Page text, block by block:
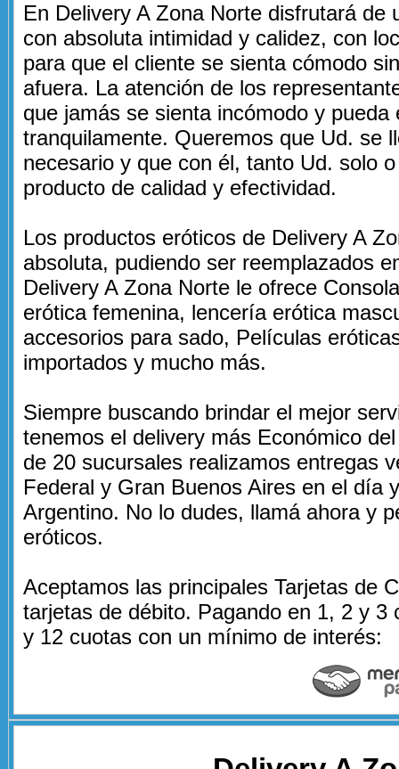
En Delivery A Zona Norte disfrutará de
con absoluta intimidad y calidez, con
para que el cliente se sienta cómodo
afuera. La atención de los
que jamás se sienta incómodo y
tranquilamente. Queremos que Ud. se
necesario y que con él, tanto Ud. solo
producto de calidad y efectividad.
Los productos eróticos de Delivery A
absoluta, pudiendo ser reemplazados
Delivery A Zona Norte le ofrece
erótica femenina, lencería erótica
accesorios para sado, Películas
importados y mucho más.
Siempre buscando brindar el mejor
tenemos el delivery más Económico
de 20 sucursales realizamos entregas
Federal y Gran Buenos Aires en el día
Argentino. No lo dudes, llamá ahora y
eróticos.
Aceptamos las principales Tarjetas de
tarjetas de débito. Pagando en 1, 2 y 3
y 12 cuotas con un mínimo de interés: